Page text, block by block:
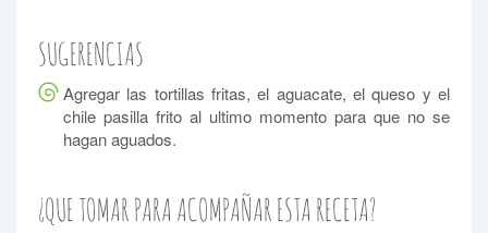
SUGERENCIAS
Agregar las tortillas fritas, el aguacate, el queso y el
chile pasilla frito al ultimo momento para que no se
hagan aguados.
¿QUE TOMAR PARA ACOMPAÑAR ESTA RECETA?